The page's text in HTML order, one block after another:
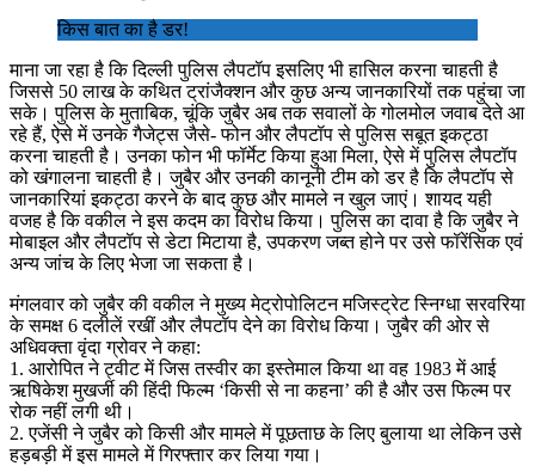
किस बात का है डर!
माना जा रहा है कि दिल्ली पुलिस लैपटॉप इसलिए भी हासिल करना चाहती है
जिससे 50 लाख के कथित ट्रांजैक्शन और कुछ अन्य जानकारियों तक पहुंचा जा
सके। पुलिस के मुताबिक, चूंकि जुबैर अब तक सवालों के गोलमोल जवाब देते आ
रहे हैं, ऐसे में उनके गैजेट्स जैसे- फोन और लैपटॉप से पुलिस सबूत इकट्ठा
करना चाहती है। उनका फोन भी फॉर्मेट किया हुआ मिला, ऐसे में पुलिस लैपटॉप
को खंगालना चाहती है। जुबैर और उनकी कानूनी टीम को डर है कि लैपटॉप से
जानकारियां इकट्ठा करने के बाद कुछ और मामले न खुल जाएं। शायद यही
वजह है कि वकील ने इस कदम का विरोध किया। पुलिस का दावा है कि जुबैर ने
मोबाइल और लैपटॉप से डेटा मिटाया है, उपकरण जब्त होने पर उसे फॉरेंसिक एवं
अन्य जांच के लिए भेजा जा सकता है।
मंगलवार को जुबैर की वकील ने मुख्य मेट्रोपोलिटन मजिस्ट्रेट स्निग्धा सरवरिया
के समक्ष 6 दलीलें रखीं और लैपटॉप देने का विरोध किया। जुबैर की ओर से
अधिवक्ता वृंदा ग्रोवर ने कहा:
1. आरोपित ने ट्वीट में जिस तस्वीर का इस्तेमाल किया था वह 1983 में आई
ऋषिकेश मुखर्जी की हिंदी फिल्म ‘किसी से ना कहना’ की है और उस फिल्म पर
रोक नहीं लगी थी।
2. एजेंसी ने जुबैर को किसी और मामले में पूछताछ के लिए बुलाया था लेकिन उसे
हड़बड़ी में इस मामले में गिरफ्तार कर लिया गया।